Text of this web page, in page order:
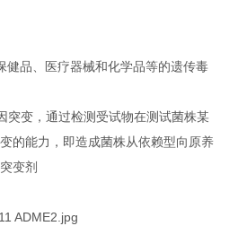
健品、医疗器械和化学品等的遗传毒
突变，通过检测受试物在测试菌株某
的能力，即造成菌株从依赖型向原养
变剂